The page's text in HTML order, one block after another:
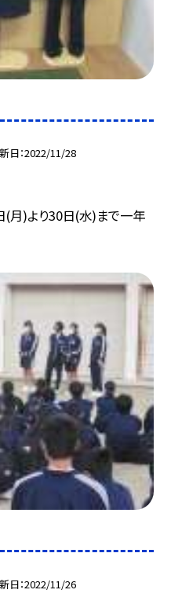
日 2022/11/28
(月)より30日(水)まで一年
日 2022/11/26